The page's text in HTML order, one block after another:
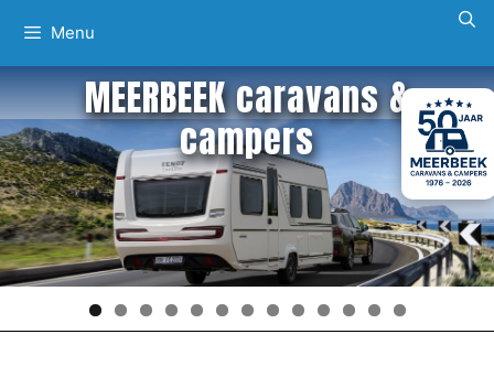
naar
de
inhoud
Menu
MEERBEEK caravans &
campers